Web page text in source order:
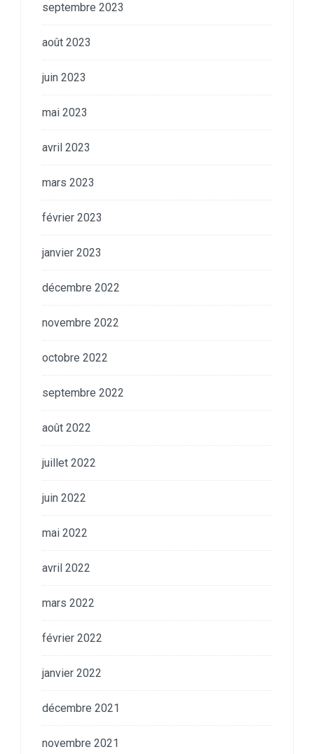
septembre 2023
août 2023
juin 2023
mai 2023
avril 2023
mars 2023
février 2023
janvier 2023
décembre 2022
novembre 2022
octobre 2022
septembre 2022
août 2022
juillet 2022
juin 2022
mai 2022
avril 2022
mars 2022
février 2022
janvier 2022
décembre 2021
novembre 2021